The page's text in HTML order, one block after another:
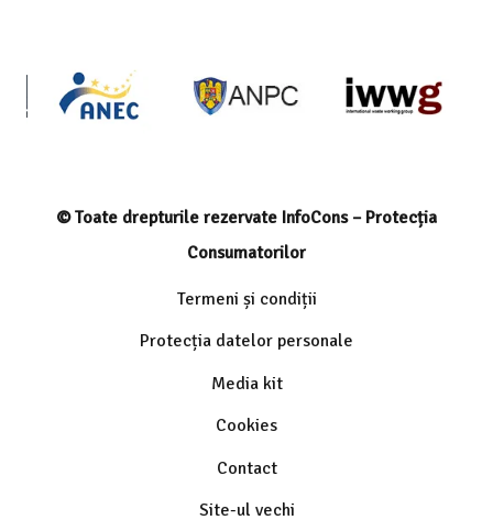
© Toate drepturile rezervate InfoCons – Protecția
Consumatorilor
Termeni și condiții
Protecția datelor personale
Media kit
Cookies
Contact
Site-ul vechi